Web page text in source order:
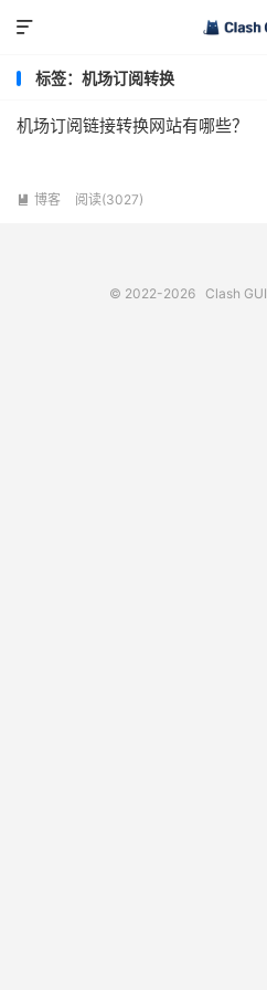

标签：机场订阅转换
机场订阅链接转换网站有哪些？
 博客 阅读(3027)
© 2022-2026 Clash GUI